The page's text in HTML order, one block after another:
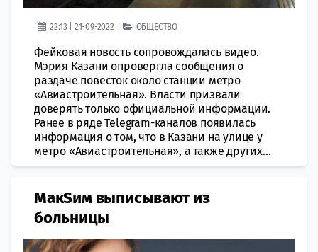
22:13 | 21-09-2022 ОБЩЕСТВО
Фейковая новость сопровождалась видео.
Мэрия Казани опровергла сообщения о
раздаче повесток около станции метро
«Авиастроительная». Власти призвали
доверять только официальной информации.
Ранее в ряде Telegram-каналов появилась
информация о том, что в Казани на улице у
метро «Авиастроительная», а также других...
МакSим выписывают из
больницы